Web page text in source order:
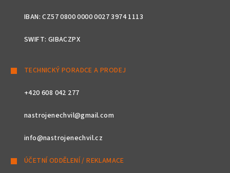
IBAN: CZ57 0800 0000 0027 3974 1113
SWIFT: GIBACZPX
TECHNICKÝ PORADCE A PRODEJ
+420 608 042 277
nastrojenechvil@gmail.com
info@nastrojenechvil.cz
ÚČETNÍ ODDĚLENÍ / REKLAMACE